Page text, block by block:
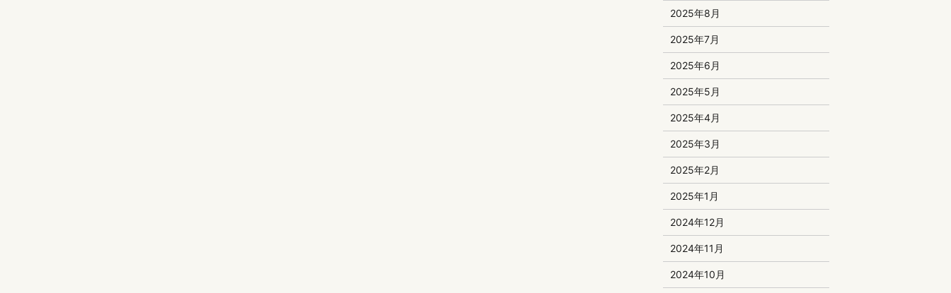
2025年8月
2025年7月
2025年6月
2025年5月
2025年4月
2025年3月
2025年2月
2025年1月
2024年12月
2024年11月
2024年10月